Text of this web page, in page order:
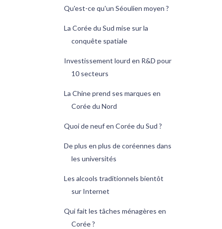
Qu'est-ce qu'un Séoulien moyen ?
La Corée du Sud mise sur la
conquête spatiale
Investissement lourd en R&D pour
10 secteurs
La Chine prend ses marques en
Corée du Nord
Quoi de neuf en Corée du Sud ?
De plus en plus de coréennes dans
les universités
Les alcools traditionnels bientôt
sur Internet
Qui fait les tâches ménagères en
Corée ?